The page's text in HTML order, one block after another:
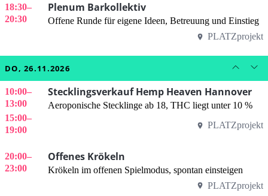
18:30–
20:30
Plenum Barkollektiv
Offene Runde für eigene Ideen, Betreuung und Einstieg
PLATZprojekt
DO, 26.11.2026
10:00–
13:00
15:00–
19:00
Stecklingsverkauf Hemp Heaven Hannover
Aeroponische Stecklinge ab 18, THC liegt unter 10 %
PLATZprojekt
20:00–
23:00
Offenes Krökeln
Krökeln im offenen Spielmodus, spontan einsteigen
PLATZprojekt